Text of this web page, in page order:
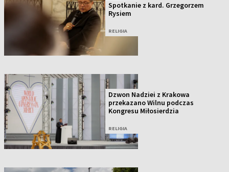
Spotkanie z kard. Grzegorzem
Rysiem
RELIGIA
Dzwon Nadziei z Krakowa
przekazano Wilnu podczas
Kongresu Miłosierdzia
RELIGIA